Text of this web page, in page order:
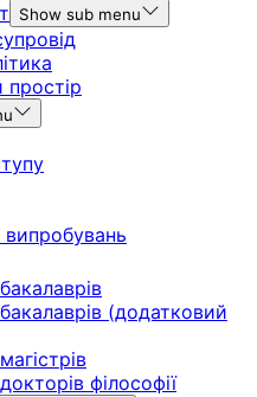
Show sub menu
простір
(додатковий
філософії